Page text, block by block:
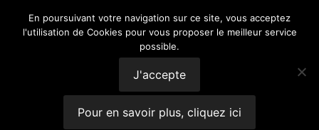
Voyance
Suisse
En poursuivant votre navigation sur ce site, vous acceptez
l'utilisation de Cookies pour vous proposer le meilleur service
possible.
J'accepte
Pour en savoir plus, cliquez ici